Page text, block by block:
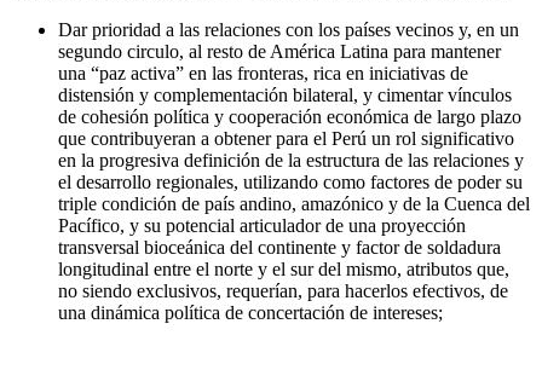
Dar prioridad a las relaciones con los países vecinos y, en un
segundo circulo, al resto de América Latina para mantener
una “paz activa” en las fronteras, rica en iniciativas de
distensión y complementación bilateral, y cimentar vínculos
de cohesión política y cooperación económica de largo plazo
que contribuyeran a obtener para el Perú un rol significativo
en la progresiva definición de la estructura de las relaciones y
el desarrollo regionales, utilizando como factores de poder su
triple condición de país andino, amazónico y de la Cuenca del
Pacífico, y su potencial articulador de una proyección
transversal bioceánica del continente y factor de soldadura
longitudinal entre el norte y el sur del mismo, atributos que,
no siendo exclusivos, requerían, para hacerlos efectivos, de
una dinámica política de concertación de intereses;